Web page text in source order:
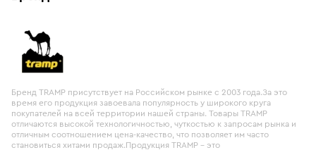
Бренд TRAMP присутствует на Российском рынке с 2003 года.За это
время его продукция завоевала популярность у широкого круга
покупателей на всей территории нашей страны. Товары TRAMP
отличаются высокой технологичностью, чуткостью к запросам рынка и
отличным соотношением цена-качество, что позволяет им часто
становиться хитами продаж.Продукция TRAMP – это